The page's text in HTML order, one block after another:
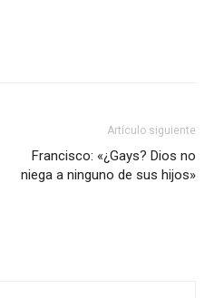
Artículo siguiente
Francisco: «¿Gays? Dios no
niega a ninguno de sus hijos»